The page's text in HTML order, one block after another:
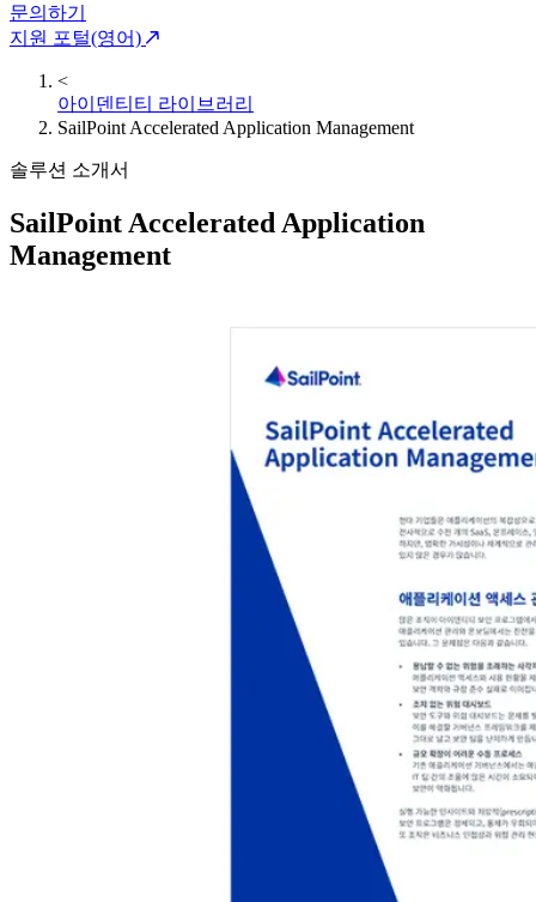
문의하기
지원 포털(영어)
<
아이덴티티 라이브러리
SailPoint Accelerated Application Management
솔루션 소개서
SailPoint Accelerated Application
Management